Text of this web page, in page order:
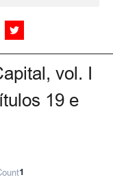
vol. I
19 e
1